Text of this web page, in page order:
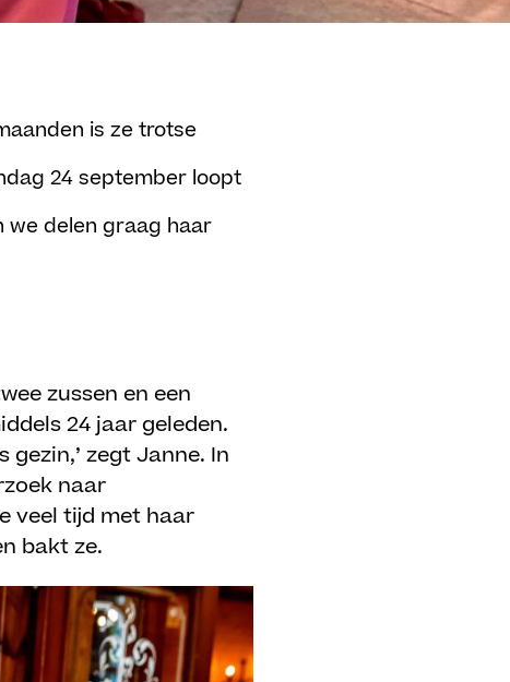
is ze trotse
24 september loopt
we delen graag haar
zussen en een
24 jaar geleden.
zegt Janne. In
naar
veel tijd met haar
bakt ze.